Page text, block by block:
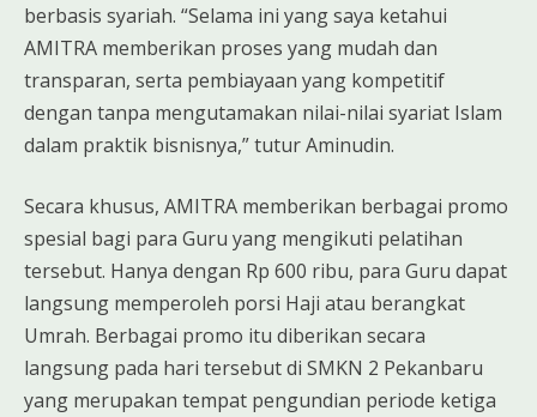
berbasis syariah. “Selama ini yang saya ketahui
AMITRA memberikan proses yang mudah dan
transparan, serta pembiayaan yang kompetitif
dengan tanpa mengutamakan nilai-nilai syariat Islam
dalam praktik bisnisnya,” tutur Aminudin.
Secara khusus, AMITRA memberikan berbagai promo
spesial bagi para Guru yang mengikuti pelatihan
tersebut. Hanya dengan Rp 600 ribu, para Guru dapat
langsung memperoleh porsi Haji atau berangkat
Umrah. Berbagai promo itu diberikan secara
langsung pada hari tersebut di SMKN 2 Pekanbaru
yang merupakan tempat pengundian periode ketiga